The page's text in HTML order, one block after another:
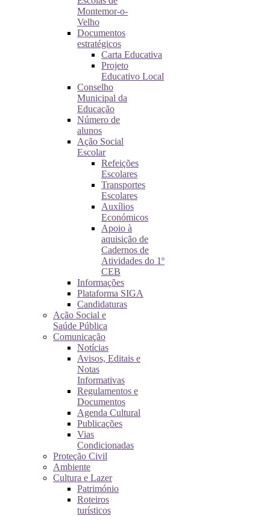
Montemor-o-
Velho
Documentos
estratégicos
Carta Educativa
Projeto
Educativo Local
Conselho
Municipal da
Educação
Número de
alunos
Ação Social
Escolar
Refeições
Escolares
Transportes
Escolares
Auxílios
Económicos
Apoio à
aquisição de
Cadernos de
Atividades do 1º
CEB
Informações
Plataforma SIGA
Candidaturas
Ação Social e
Saúde Pública
Comunicação
Notícias
Avisos, Editais e
Notas
Informativas
Regulamentos e
Documentos
Agenda Cultural
Publicações
Vias
Condicionadas
Proteção Civil
Ambiente
Cultura e Lazer
Património
Roteiros
turísticos